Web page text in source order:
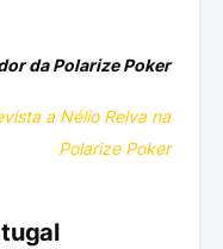
da Polarize Poker
a Nélio Relva na
Polarize Poker